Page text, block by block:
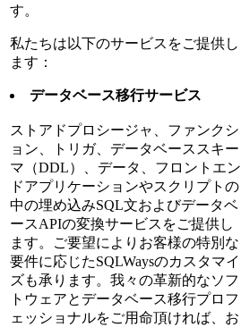
す。
私たちは以下のサービスをご提供し
ます：
データベース移行サービス
ストアドプロシージャ、ファンクシ
ョン、トリガ、データベーススキー
マ（DDL）、データ、フロントエン
ドアプリケーションやスクリプトの
中の埋め込みSQL文およびデータベ
ースAPIの変換サービスをご提供し
ます。ご要望によりお客様の特別な
要件に応じたSQLWaysのカスタマイ
ズも承ります。我々の革新的なソフ
トウェアとデータベース移行プロフ
ェッショナルをご用命頂ければ、お